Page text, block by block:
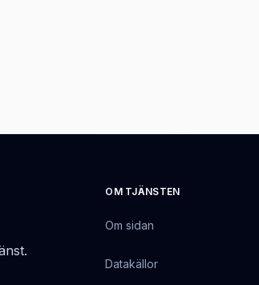
OM TJÄNSTEN
Om sidan
Datakällor